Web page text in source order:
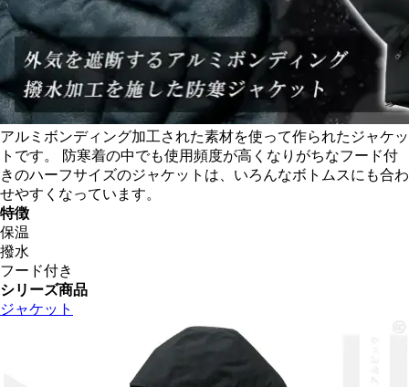
アルミボンディング加工された素材を使って作られたジャケッ
トです。 防寒着の中でも使用頻度が高くなりがちなフード付
きのハーフサイズのジャケットは、いろんなボトムスにも合わ
せやすくなっています。
特徴
保温
撥水
フード付き
シリーズ商品
ジャケット